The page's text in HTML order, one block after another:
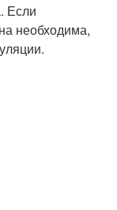
Если
необходима,